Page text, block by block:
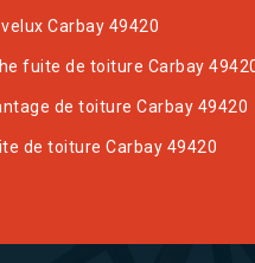
Carbay 49420
fuite de toiture Carbay
de toiture Carbay 49420
de toiture Carbay 49420